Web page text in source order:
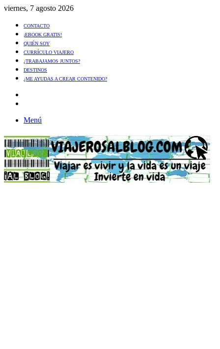
viernes, 7 agosto 2026
CONTACTO
¡EBOOK GRATIS!
QUIÉN SOY
CURRÍCULO VIAJERO
¿TRABAJAMOS JUNTOS?
DESTINOS
¿ME AYUDAS A CREAR CONTENIDO?
Menú